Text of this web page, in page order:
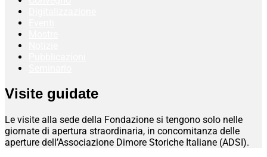
Visite guidate
Le visite alla sede della Fondazione si tengono solo nelle
giornate di apertura straordinaria, in concomitanza delle
aperture dell’Associazione Dimore Storiche Italiane (ADSI).